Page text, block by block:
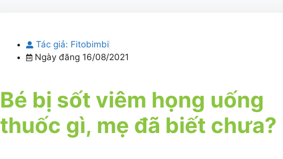
Tác giả: Fitobimbi
Ngày đăng 16/08/2021
Bé bị sốt viêm họng uống
thuốc gì, mẹ đã biết chưa?